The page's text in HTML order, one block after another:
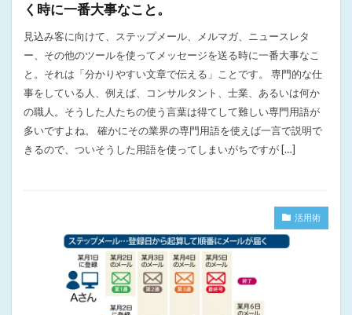
く時に一番大事なこと。
見込み客に向けて、ステップメール、メルマガ、ニュースレタ
ー、その他のツールを使ってメッセージを送る時に一番大事なこ
と。それは「分かりやすい文章で伝える」ことです。 専門的な仕
事をしている人、例えば、コンサルタント、士業、あるいは何か
の職人。そうした人たちの使う言葉は得てして難しい専門用語が
多いですよね。 確かにその業界の専門用語を使えば一言で説明で
きるので、ついそうした用語を使ってしまいがちですが […]
活用術